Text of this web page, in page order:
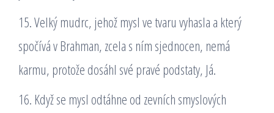
15. Velký mudrc, jehož mysl ve tvaru vyhasla a který
spočívá v Brahman, zcela s ním sjednocen, nemá
karmu, protože dosáhl své pravé podstaty, Já.
16. Když se mysl odtáhne od zevních smyslových